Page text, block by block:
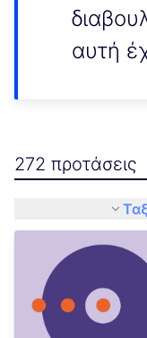
αυτή
272 προτάσεις